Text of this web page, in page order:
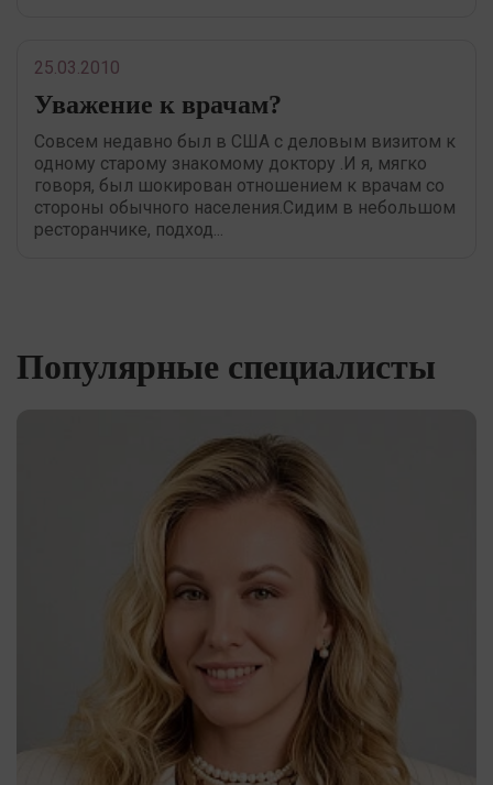
25.03.2010
Уважение к врачам?
Совсем недавно был в США с деловым визитом к
одному старому знакомому доктору .И я, мягко
говоря, был шокирован отношением к врачам со
стороны обычного населения.Сидим в небольшом
ресторанчике, подход...
Популярные специалисты